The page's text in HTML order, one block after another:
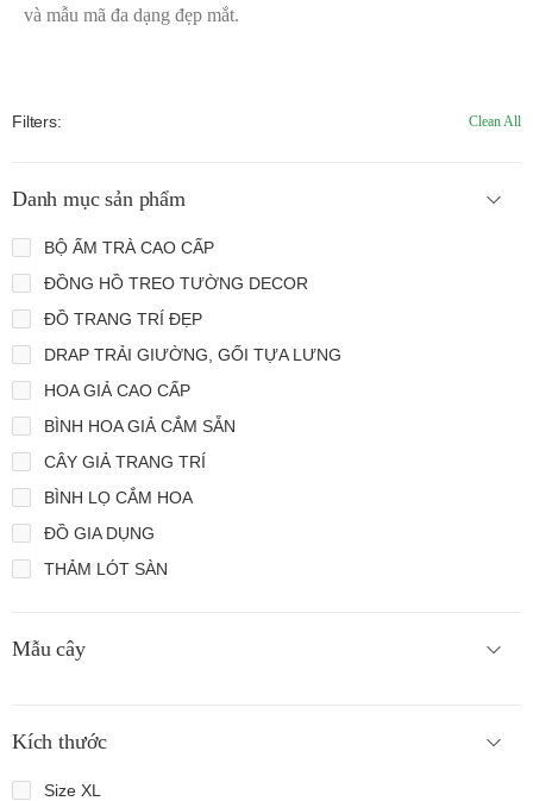
và mẫu mã đa dạng đẹp mắt.
Filters: Clean All
Danh mục sản phẩm
BỘ ẤM TRÀ CAO CẤP
ĐỒNG HỒ TREO TƯỜNG DECOR
ĐỒ TRANG TRÍ ĐẸP
DRAP TRẢI GIƯỜNG, GỐI TỰA LƯNG
HOA GIẢ CAO CẤP
BÌNH HOA GIẢ CẮM SẴN
CÂY GIẢ TRANG TRÍ
BÌNH LỌ CẮM HOA
ĐỒ GIA DỤNG
THẢM LÓT SÀN
Mẫu cây
Kích thước
Size XL